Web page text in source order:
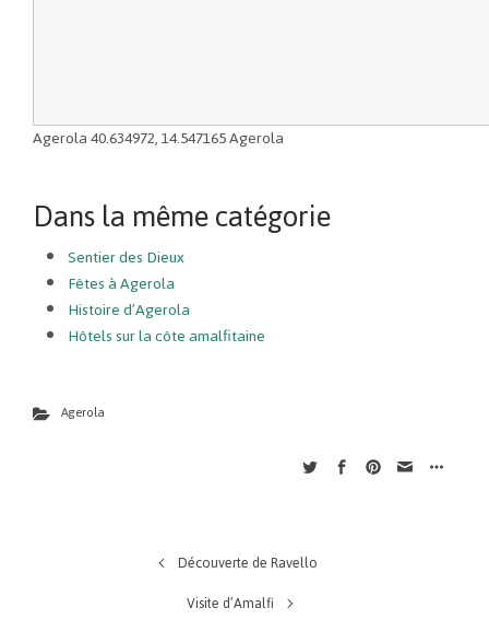
Agerola40.634972,14.547165Agerola
Dans la même catégorie
Sentier des Dieux
Fêtes à Agerola
Histoire d’Agerola
Hôtels sur la côte amalfitaine
Agerola
Découverte de Ravello
Visite d’Amalfi